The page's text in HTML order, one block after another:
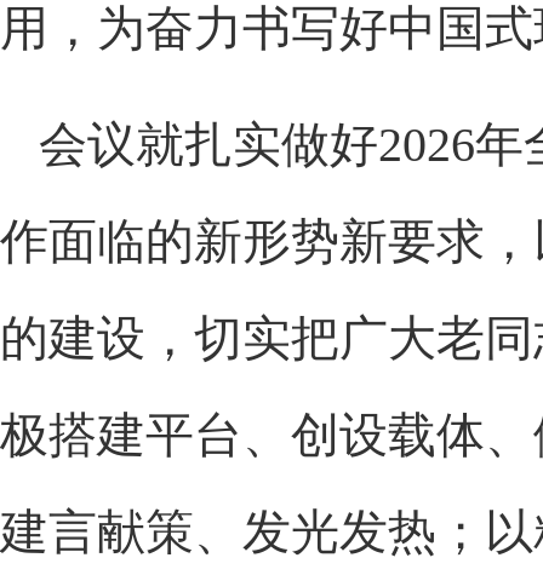
用，为奋力书写好中国
会议就扎实做好2026
作面临的新形势新要求
的建设，切实把广大老
极搭建平台、创设载体
建言献策、发光发热；